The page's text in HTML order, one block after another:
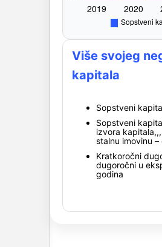
Više svojeg
kapitala
Sopstveni
Sopstveni
izvora
stalnu imovinu
Kratkoročni
dugoročni u
godina